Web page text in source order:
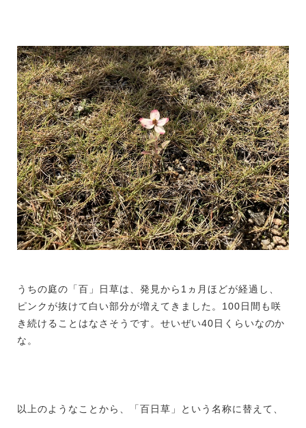
うちの庭の「百」日草は、発見から 1 ヵ月ほどが経過し、
ピンクが抜けて白い部分が増えてきました。 100日間も咲
き続けることはなさそうです。せいぜい40日くらいなのか
な。
以上のようなことから、「百日草」という名称に替えて、